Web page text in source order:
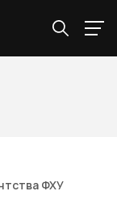
ФХУ